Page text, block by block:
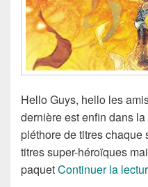
Hello Guys, hello les
dernière est enfin dans
pléthore de titres
titres super-héroïques
paquetContinuer la